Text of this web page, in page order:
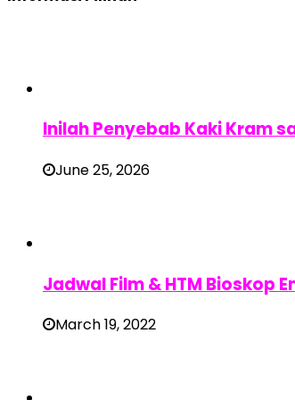
Inilah Penyebab Kaki Kram
June 25, 2026
Jadwal Film & HTM Bioskop
March 19, 2022